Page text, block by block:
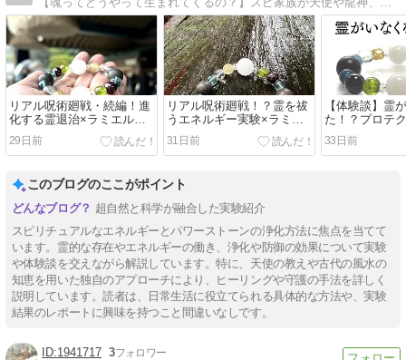
リアル呪術廻戦・続編！進
化する霊退治×ラミエルブ
レスレットNo.44 実験②
29日前
リアル呪術廻戦！？霊を祓
うエネルギー実験×ラミエ
ルブレスレットNo.44
31日前
【体験談】霊
た！？プロテ
ットNo.44の
は
33日前
このブログのここがポイント
超自然と科学が融合した実験紹介
スピリチュアルなエネルギーとパワーストーンの浄化方法に焦点を当てて
います。霊的な存在やエネルギーの働き、浄化や防御の効果について実験
や体験談を交えながら解説しています。特に、天使の教えや古代の風水の
知恵を用いた独自のアプローチにより、ヒーリングや守護の手法を詳しく
説明しています。読者は、日常生活に役立てられる具体的な方法や、実験
結果のレポートに興味を持つこと間違いなしです。
1941717 3